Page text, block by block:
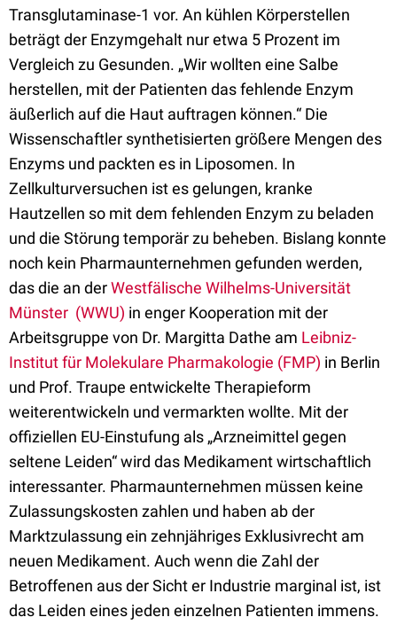
Transglutaminase-1 vor. An kühlen Körperstellen
beträgt der Enzymgehalt nur etwa 5 Prozent im
Vergleich zu Gesunden. „Wir wollten eine Salbe
herstellen, mit der Patienten das fehlende Enzym
äußerlich auf die Haut auftragen können.“ Die
Wissenschaftler synthetisierten größere Mengen des
Enzyms und packten es in Liposomen. In
Zellkulturversuchen ist es gelungen, kranke
Hautzellen so mit dem fehlenden Enzym zu beladen
und die Störung temporär zu beheben. Bislang konnte
noch kein Pharmaunternehmen gefunden werden,
das die an derWestfälische Wilhelms-Universität
Münster (WWU) in enger Kooperation mit der
Arbeitsgruppe von Dr. Margitta Dathe am Leibniz-
Institut für Molekulare Pharmakologie (FMP) in Berlin
und Prof. Traupe entwickelte Therapieform
weiterentwickeln und vermarkten wollte. Mit der
offiziellen EU-Einstufung als „Arzneimittel gegen
seltene Leiden“ wird das Medikament wirtschaftlich
interessanter. Pharmaunternehmen müssen keine
Zulassungskosten zahlen und haben ab der
Marktzulassung ein zehnjähriges Exklusivrecht am
neuen Medikament. Auch wenn die Zahl der
Betroffenen aus der Sicht er Industrie marginal ist, ist
das Leiden eines jeden einzelnen Patienten immens.